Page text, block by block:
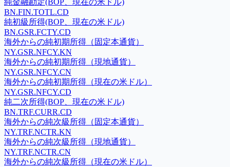
純金融勘定(BOP、現在の米ドル)
BN.FIN.TOTL.CD
純初級所得(BOP、現在の米ドル)
BN.GSR.FCTY.CD
海外からの純初期所得（固定本通貨）
NY.GSR.NFCY.KN
海外からの純初期所得（現地通貨）
NY.GSR.NFCY.CN
海外からの純初期所得（現在の米ドル）
NY.GSR.NFCY.CD
純二次所得(BOP、現在の米ドル)
BN.TRF.CURR.CD
海外からの純次級所得（固定本通貨）
NY.TRF.NCTR.KN
海外からの純次級所得（現地通貨）
NY.TRF.NCTR.CN
海外からの純次級所得（現在の米ドル）